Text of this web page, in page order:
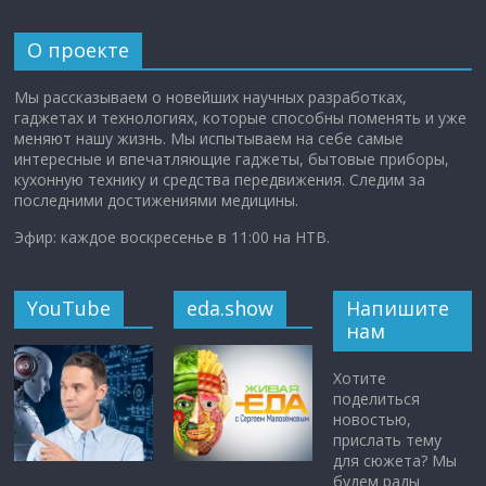
О проекте
Мы рассказываем о новейших научных разработках,
гаджетах и технологиях, которые способны поменять и уже
меняют нашу жизнь. Мы испытываем на себе самые
интересные и впечатляющие гаджеты, бытовые приборы,
кухонную технику и средства передвижения. Следим за
последними достижениями медицины.
Эфир: каждое воскресенье в 11:00 на НТВ.
YouTube eda.show
Напишите
нам
Хотите
поделиться
новостью,
прислать тему
для сюжета? Мы
будем рады